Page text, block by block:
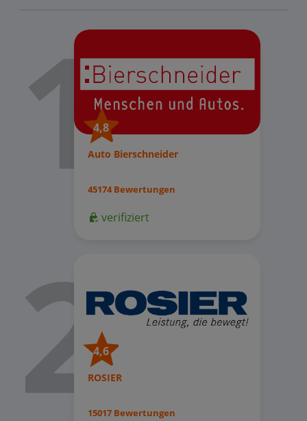
4,8
Auto Bierschneider
45174 Bewertungen
verifiziert
4,6
ROSIER
15017 Bewertungen